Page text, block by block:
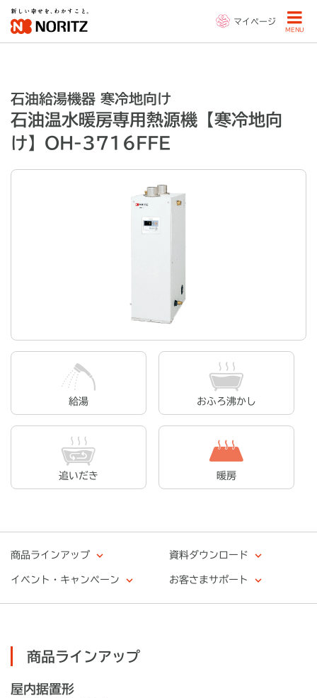
マイページ
MENU
石油給湯機器 寒冷地向け
石油温水暖房専用熱源機【寒冷地向
け】OH-3716FFE
給湯 おふろ沸かし
追いだき 暖房
商品ラインアップ 資料ダウンロード
イベント・キャンペーン お客さまサポート
商品ラインアップ
屋内据置形